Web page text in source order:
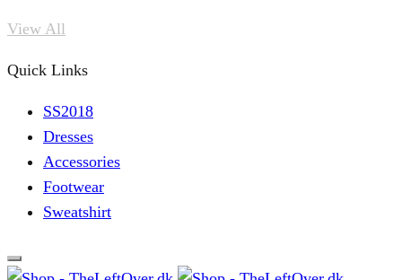
View All
Quick Links
SS2018
Dresses
Accessories
Footwear
Sweatshirt